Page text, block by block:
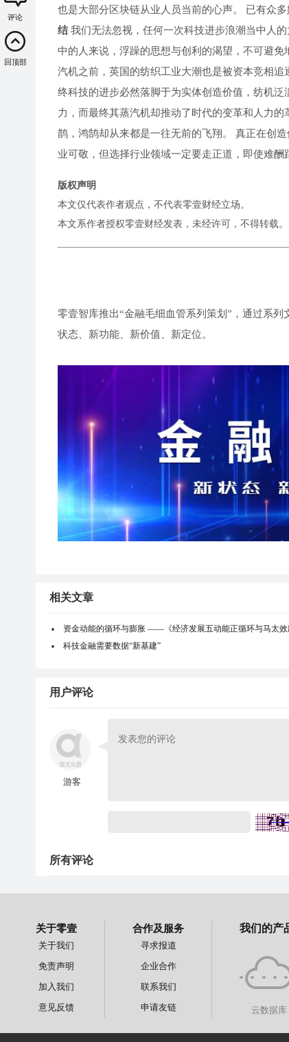
也是大部分区块链从业人员当前的心声。 已有众
结我们无法忽视，任何一次科技进步浪潮当中人
中的人来说，浮躁的思想与创利的渴望，不可避
汽机之前，英国的纺织工业大潮也是被资本竞相
终科技的进步必然落脚于为实体创造价值，纺机
力，而最终其蒸汽机却推动了时代的变革和人力
鹊，鸿鹄却从来都是一往无前的飞翔。 真正在创
业可敬，但选择行业领域一定要走正道，即使难
版权声明
本文仅代表作者观点，不代表零壹财经立场。
本文系作者授权零壹财经发表，未经许可，不得转载。
零壹智库推出“金融毛细血管系列策划”，通过系
状态、新功能、新价值、新定位。
相关文章
资金动能的循环与膨胀 ——《经济发展五动能正循环与马太效
科技金融需要数据“新基建”
用户评论
游客
所有评论
评论
回顶部
关于零壹
关于我们
免责声明
加入我们
意见反馈
合作及服务
寻求报道
企业合作
联系我们
申请友链
我们的产
云数据库